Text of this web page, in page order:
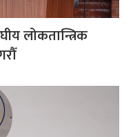
लोकतान्त्रिक